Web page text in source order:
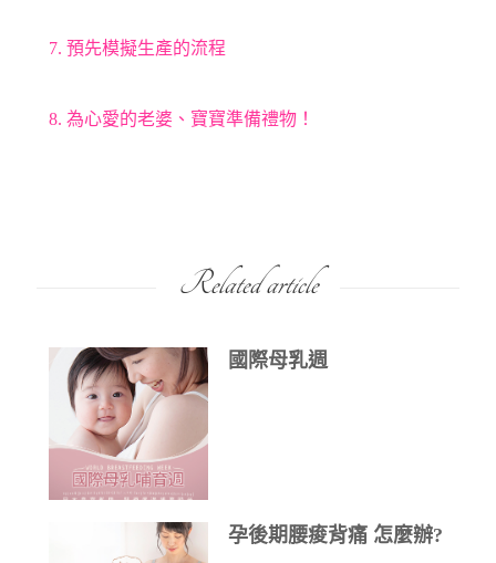
7. 預先模擬生產的流程
8. 為心愛的老婆、寶寶準備禮物！
Related article
國際母乳週
孕後期腰痠背痛 怎麼辦?